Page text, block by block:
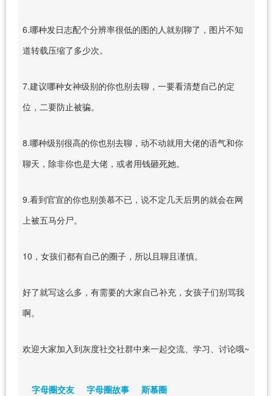
6.哪种发日志配个分辨率很低的图的人就别聊了，图片不知
道转载压缩了多少次。
7.建议哪种女神级别的你也别去聊，一要看清楚自己的定
位，二要防止被骗。
8.哪种级别很高的你也别去聊，动不动就用大佬的语气和你
聊天，除非你也是大佬，或者用钱砸死她。
9.看到官宣的你也别羡慕不已，说不定几天后男的就会在网
上被五马分尸。
10，女孩们都有自己的圈子，所以且聊且谨慎。
好了就写这么多，有需要的大家自己补充，女孩子们别骂我
啊。
欢迎大家加入到灰度社交社群中来一起交流、学习、讨论哦~
字母圈交友 字母圈故事
斯慕圈